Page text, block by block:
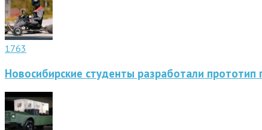
1763
Новосибирские студенты разработали